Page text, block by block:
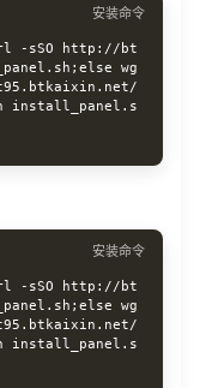
安装命令
-sSO http://bt
wg
install_panel.s
安装命令
-sSO http://bt
wg
install_panel.s